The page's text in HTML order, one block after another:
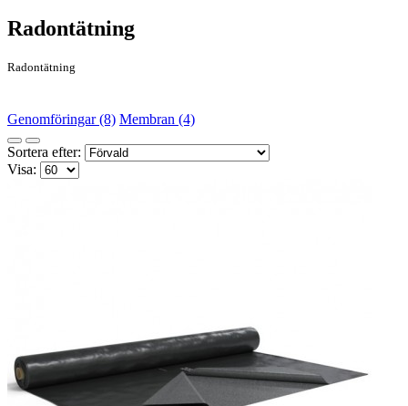
Radontätning
Radontätning
Genomföringar (8) Membran (4)
Sortera efter:
Visa: